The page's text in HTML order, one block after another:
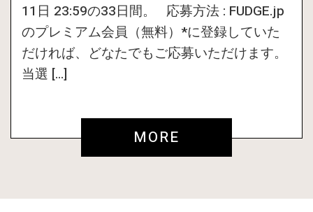
11日 23:59の33日間。 応募方法 : FUDGE.jp
のプレミアム会員（無料）*に登録していた
だければ、どなたでもご応募いただけます。
当選 […]
MORE